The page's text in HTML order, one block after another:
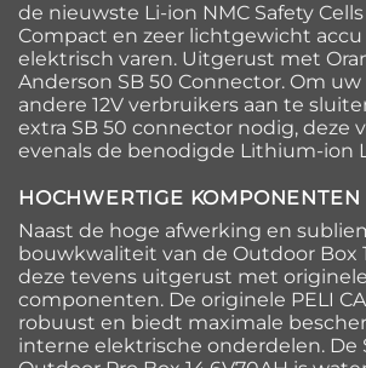
de nieuwste Li-ion NMC Safety
Compact en zeer lichtgewicht accu
elektrisch varen. Uitgerust met
Anderson SB 50 Connector. Om
andere 12V verbruikers aan te
extra SB 50 connector nodig, deze
evenals de benodigde Lithium-ion
HOCHWERTIGE KOMPONENTEN
Naast de hoge afwerking en
bouwkwaliteit van de Outdoor Box
deze tevens uitgerust met
componenten. De originele PELI
robuust en biedt maximale
interne elektrische onderdelen. De